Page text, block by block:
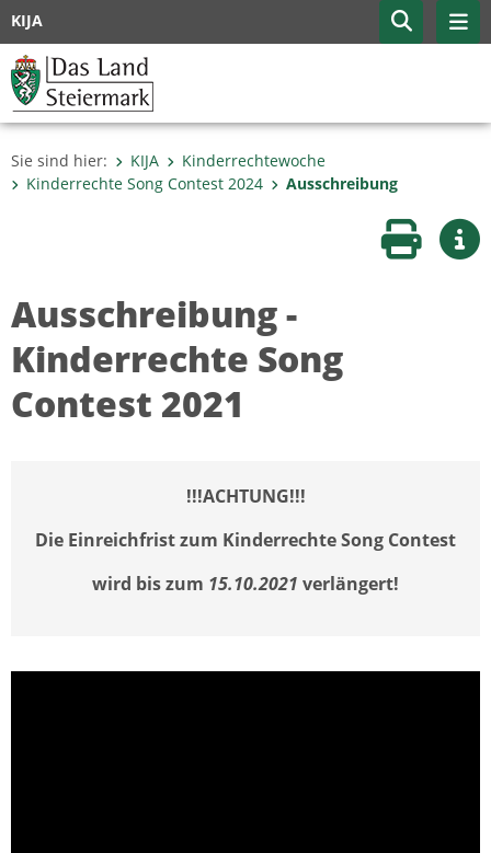
KIJA
Sie sind hier: KIJA
Kinderrechtewoche
Kinderrechte Song Contest 2024
Ausschreibung
Seite
Ausschreibung -
Kinderrechte Song
Contest 2021
!!!ACHTUNG!!!
Die Einreichfrist zum Kinderrechte Song Contest
wird bis zum 15.10.2021 verlängert!